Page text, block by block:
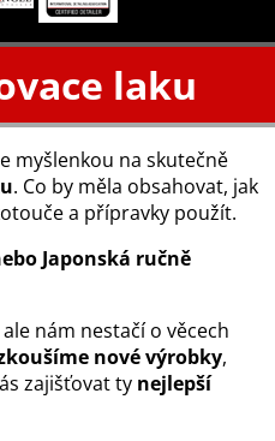
laku
myšlenkou na skutečně
. Co by měla obsahovat, jak
a přípravky použít.
Japonská ručně
nám nestačí o věcech
nové výrobky,
zajišťovat ty nejlepší